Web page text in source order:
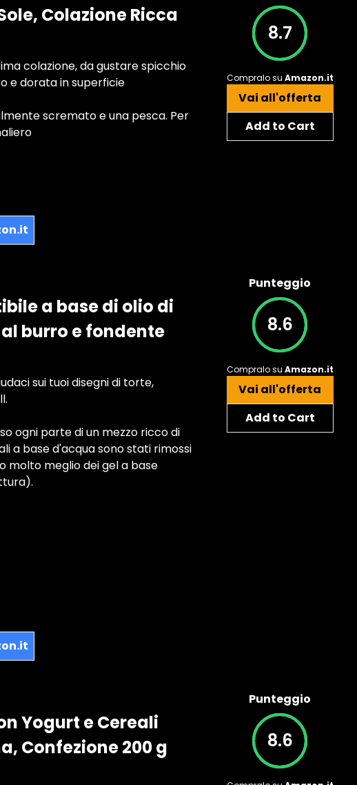
Colazione Ricca
colazione, da gustare spicchio
e dorata in superficie
scremato e una pesca. Per
8.7
Compralo su Amazon.it
Vai all'offerta
Add to Cart
a base di olio di
burro e fondente
sui tuoi disegni di torte,
ogni parte di un mezzo ricco di
a base d'acqua sono stati rimossi
molto meglio dei gel a base
Punteggio
8.6
Compralo su Amazon.it
Vai all'offerta
Add to Cart
Yogurt e Cereali
Confezione 200 g
Punteggio
8.6